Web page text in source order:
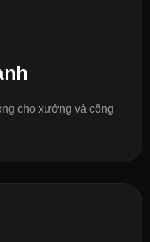
cho xưởng và công